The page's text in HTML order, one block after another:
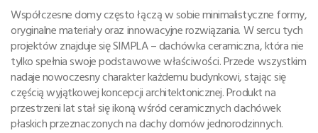
Współczesne domy często łączą w sobie minimalistyczne formy,
oryginalne materiały oraz innowacyjne rozwiązania. W sercu tych
projektów znajduje się SIMPLA – dachówka ceramiczna, która nie
tylko spełnia swoje podstawowe właściwości. Przede wszystkim
nadaje nowoczesny charakter każdemu budynkowi, stając się
częścią wyjątkowej koncepcji architektonicznej. Produkt na
przestrzeni lat stał się ikoną wśród ceramicznych dachówek
płaskich przeznaczonych na dachy domów jednorodzinnych.